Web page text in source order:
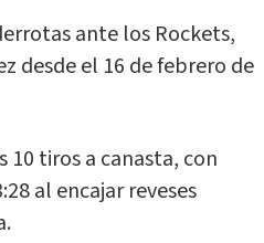
ante los Rockets,
desde el 16 de febrero de
10 tiros a canasta, con
al encajar reveses